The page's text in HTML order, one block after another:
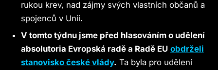
rukou krev, nad zájmy svých vlastních občanů a
spojenců v Unii.
V tomto týdnu jsme před hlasováním o udělení
absolutoria Evropská radě a Radě EU obdrželi
stanovisko české vlády. Ta byla pro udělení